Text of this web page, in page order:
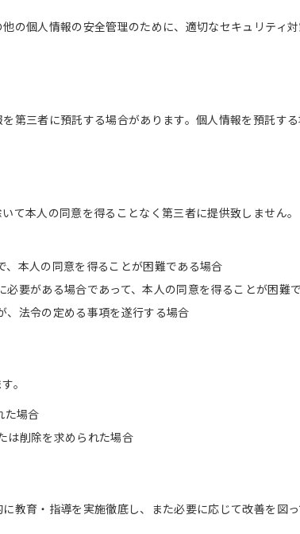
の個人情報の安全管理のために、適切なセキュリティ
第三者に預託する場合があります。個人情報を預託す
て本人の同意を得ることなく第三者に提供致しません。
本人の同意を得ることが困難である場合
要がある場合であって、本人の同意を得ることが困難
、法令の定める事項を遂行する場合
。
た場合
は削除を求められた場合
育・指導を実施徹底し、また必要に応じて改善を図っ